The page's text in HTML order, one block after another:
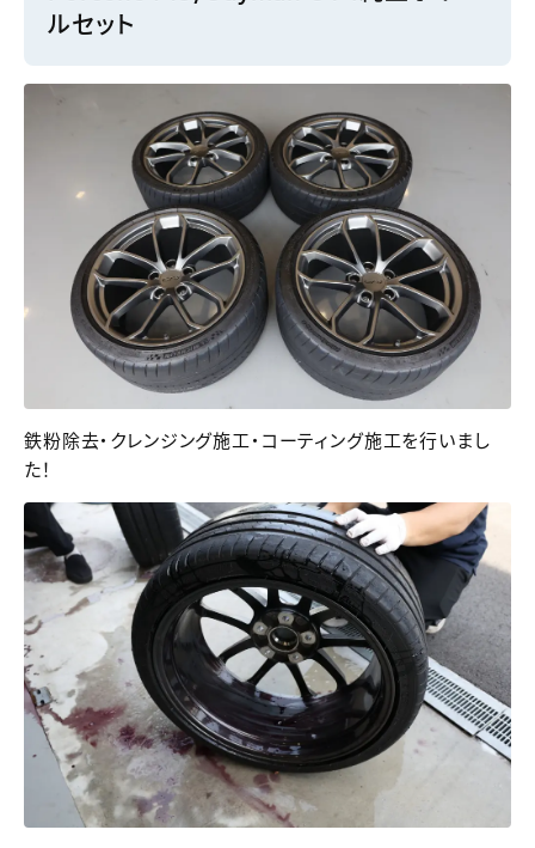
ルセット
鉄粉除去・クレンジング施工・コーティング施工を行いまし
た！